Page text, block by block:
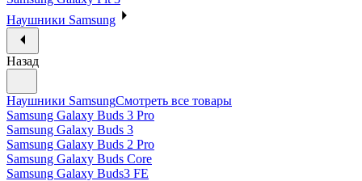
Наушники Samsung
Назад
Наушники SamsungСмотреть все товары
Samsung Galaxy Buds 3 Pro
Samsung Galaxy Buds 3
Samsung Galaxy Buds 2 Pro
Samsung Galaxy Buds Core
Samsung Galaxy Buds3 FE